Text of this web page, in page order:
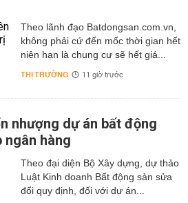
Theo lãnh đạo Batdongsan.com.vn,
không phải cứ đến mốc thời gian hết
niên hạn là chung cư sẽ hết giá...
THỊ TRƯỜNG 11 giờ trước
nhượng dự án bất động
ngân hàng
Theo đại diện Bộ Xây dựng, dự thảo
Luật Kinh doanh Bất động sản sửa
đổi quy định, đối với dự án...